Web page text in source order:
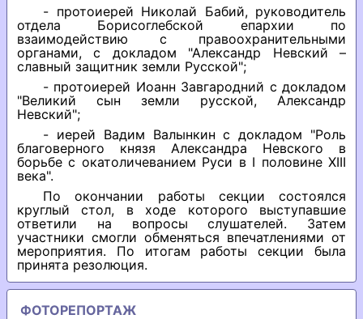
- протоиерей Николай Бабий, руководитель
отдела Борисоглебской епархии по
взаимодействию с правоохранительными
органами, с докладом "Александр Невский –
славный защитник земли Русской";
- протоиерей Иоанн Завгародний с докладом
"Великий сын земли русской, Александр
Невский";
- иерей Вадим Валынкин с докладом "Роль
благоверного князя Александра Невского в
борьбе с окатоличеванием Руси в I половине XIII
века".
По окончании работы секции состоялся
круглый стол, в ходе которого выступавшие
ответили на вопросы слушателей. Затем
участники смогли обменяться впечатлениями от
мероприятия. По итогам работы секции была
принята резолюция.
ФОТОРЕПОРТАЖ